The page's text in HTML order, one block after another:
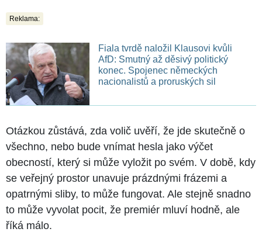
Reklama:
Fiala tvrdě naložil Klausovi kvůli
AfD: Smutný až děsivý politický
konec. Spojenec německých
nacionalistů a proruských sil
Otázkou zůstává, zda volič uvěří, že jde skutečně o
všechno, nebo bude vnímat hesla jako výčet
obecností, který si může vyložit po svém. V době, kdy
se veřejný prostor unavuje prázdnými frázemi a
opatrnými sliby, to může fungovat. Ale stejně snadno
to může vyvolat pocit, že premiér mluví hodně, ale
říká málo.